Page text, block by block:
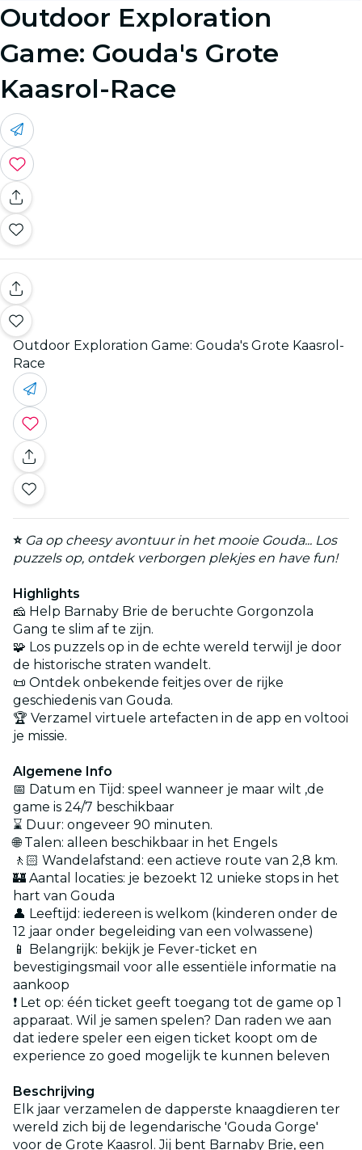
Outdoor Exploration
Game: Gouda's Grote
Kaasrol-Race
Outdoor Exploration Game: Gouda's Grote Kaasrol-
Race
⭐ Ga op cheesy avontuur in het mooie Gouda... Los
puzzels op, ontdek verborgen plekjes en have fun!
Highlights
🧀 Help Barnaby Brie de beruchte Gorgonzola
Gang te slim af te zijn.
🧩 Los puzzels op in de echte wereld terwijl je door
de historische straten wandelt.
📜 Ontdek onbekende feitjes over de rijke
geschiedenis van Gouda.
🏆 Verzamel virtuele artefacten in de app en voltooi
je missie.
Algemene Info
📅 Datum en Tijd: speel wanneer je maar wilt ,de
game is 24/7 beschikbaar
⌛ Duur: ongeveer 90 minuten.
🌐 Talen: alleen beschikbaar in het Engels
🚶🏻 Wandelafstand: een actieve route van 2,8 km.
🏰 Aantal locaties: je bezoekt 12 unieke stops in het
hart van Gouda
👤 Leeftijd: iedereen is welkom (kinderen onder de
12 jaar onder begeleiding van een volwassene)
📱 Belangrijk: bekijk je Fever-ticket en
bevestigingsmail voor alle essentiële informatie na
aankoop
❗ Let op: één ticket geeft toegang tot de game op 1
apparaat. Wil je samen spelen? Dan raden we aan
dat iedere speler een eigen ticket koopt om de
experience zo goed mogelijk te kunnen beleven
Beschrijving
Elk jaar verzamelen de dapperste knaagdieren ter
wereld zich bij de legendarische 'Gouda Gorge'
voor de Grote Kaasrol. Jij bent Barnaby Brie, een